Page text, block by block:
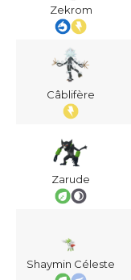
Zekrom
Câblifère
Zarude
Shaymin Céleste